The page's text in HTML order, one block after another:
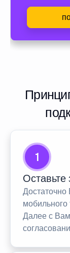
1
Оставьте
мобильного
Далее с